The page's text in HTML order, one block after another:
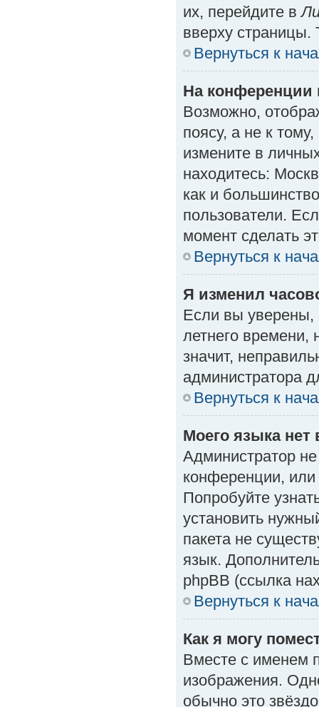
их, перейдите в
вверху страницы.
Вернуться к
На конференции
Возможно,
поясу, а не к
измените в
находитесь:
как и
пользователи.
момент сделать
Вернуться к
Я изменил
Если вы уверены,
летнего времени,
значит,
администратора
Вернуться к
Моего языка нет
Администратор
конференции,
Попробуйте
установить
пакета не
язык.
phpBB (ссылка
Вернуться к
Как я могу
Вместе с именем
изображения.
обычно это